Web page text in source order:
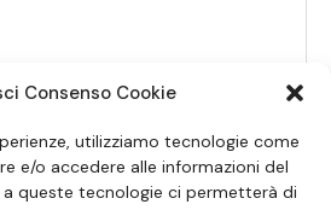
Consenso Cookie
utilizziamo tecnologie come
e/o accedere alle informazioni del
queste tecnologie ci permetterà di